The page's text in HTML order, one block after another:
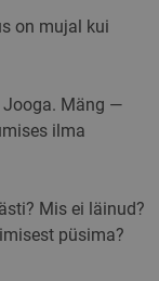
on mujal kui
Jooga. Mäng —
ilma
Mis ei läinud?
püsima?